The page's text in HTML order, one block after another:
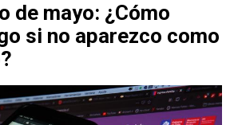
de mayo: ¿Cómo
si no aparezco como